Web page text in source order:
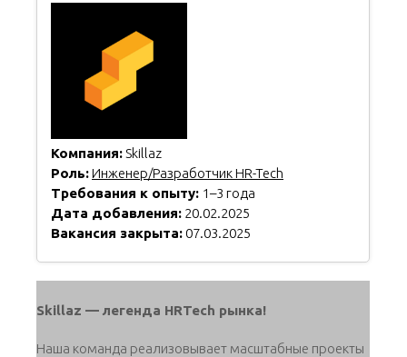
Компания: Skillaz
Роль:Инженер/Разработчик HR-Tech
Требования к опыту: 1–3 года
Дата добавления: 20.02.2025
Вакансия закрыта: 07.03.2025
Skillaz — легенда HRTech рынка!
Наша команда реализовывает масштабные проекты